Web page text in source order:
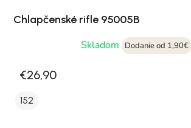
Chlapčenské rifle 95005B
Skladom
Dodanie od 1,90€
€26,90
152